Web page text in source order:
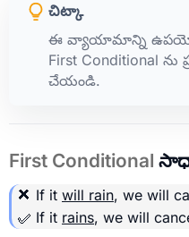
చిట్కా
ఈ వ్యాయామాన్ని
First Conditional
చేయండి.
First Conditional
❌ If it will rain, we will
✅ If it rains, we will